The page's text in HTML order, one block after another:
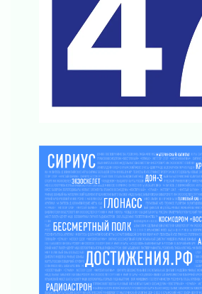
02 августа 2026
Пропавшего подростка
районе Ленобласти
Жителям Ленобласти
действовать при укусе клеща
02 августа 2026
02 августа 2026
Готовность №1
02 августа 2026
Километровые столбы
отправили на реставрацию
02 августа 2026
Ленобласть внедрила
операторов БПЛА
02 августа 2026